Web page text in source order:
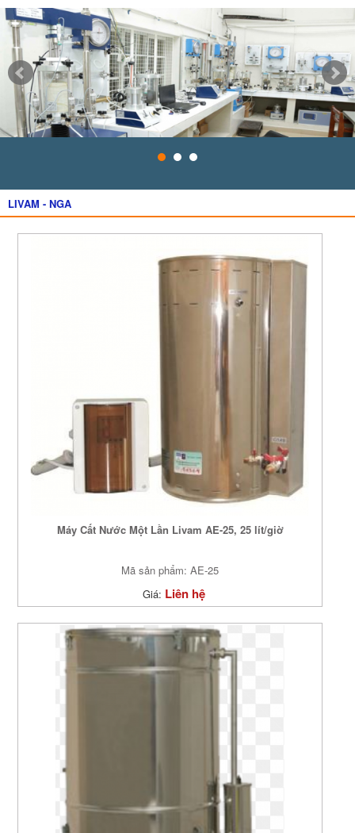
LIVAM - NGA
Máy Cất Nước Một Lần Livam AE-25, 25 lít/giờ
Mã sản phẩm: AE-25
Giá: Liên hệ